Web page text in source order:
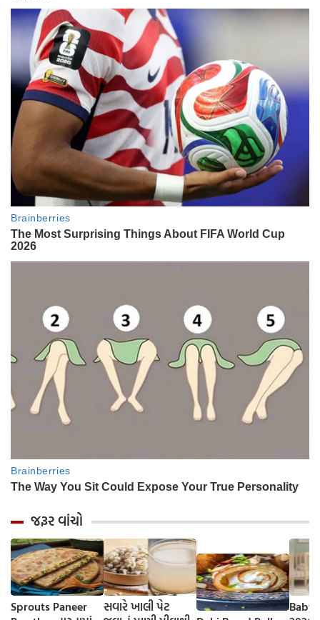
જરૂર વાંચો
Sprouts Paneer
સવારે ખાલી પેટ
Baby